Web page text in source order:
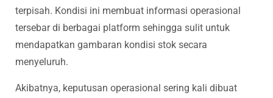
terpisah. Kondisi ini membuat informasi operasional
tersebar di berbagai platform sehingga sulit untuk
mendapatkan gambaran kondisi stok secara
menyeluruh.
Akibatnya, keputusan operasional sering kali dibuat